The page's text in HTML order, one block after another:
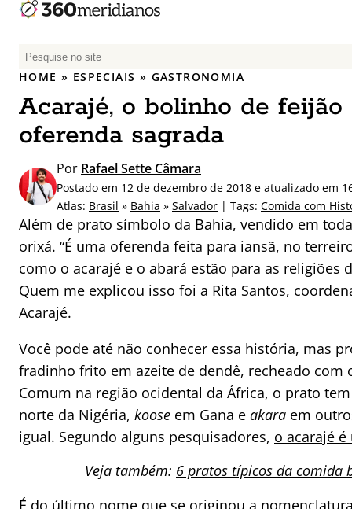
P
e
q
u
i
a
r
p
o
:
HOME » ESPECIAIS » GASTRONOMIA
Acarajé, o bolinho de
oferenda sagrada
Por Rafael Sette Câmara
Postado em 12 de dezembro de 2018 e atualizado em
Atlas: Brasil » Bahia » Salvador | Tags: Comida com
Além de prato símbolo da Bahia, vendido em
orixá. “É uma oferenda feita para iansã, no
como o acarajé e o abará estão para as
Quem me explicou isso foi a Rita Santos,
Acarajé.
Você pode até não conhecer essa história, mas
fradinho frito em azeite de dendê, recheado
Comum na região ocidental da África, o prato
norte da Nigéria, koose em Gana e akara em
igual. Segundo alguns pesquisadores, o acarajé
Veja também: 6 pratos típicos da comida